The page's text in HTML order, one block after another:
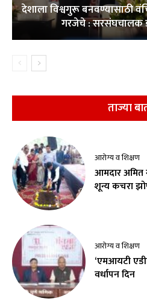
देशाला विश्वगुरू बनवण्यासाठी
गरजेचे : सरसंघचालक
ताज्या
आरोग्य व शिक्षण
आमदार अमित
शून्य कचरा
आरोग्य व शिक्षण
‘एमआयटी
वर्धापन दिन